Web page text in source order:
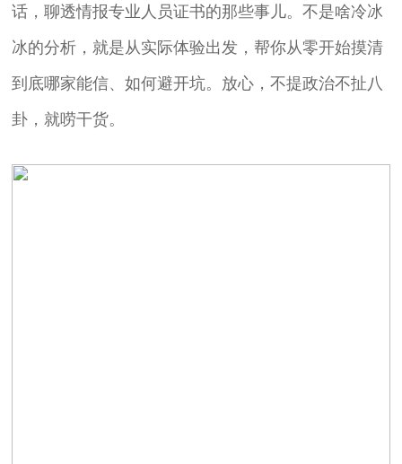
话，聊透情报专业人员证书的那些事儿。不是啥冷冰
冰的分析，就是从实际体验出发，帮你从零开始摸清
到底哪家能信、如何避开坑。放心，不提政治不扯八
卦，就唠干货。